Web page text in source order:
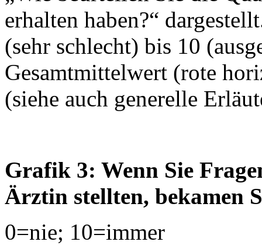
erhalten haben?“
(sehr schlecht) bis 10
Gesamtmittelwert (rote
(siehe auch generelle
Grafik 3: Wenn Sie
Ärztin stellten, bekamen
0=nie; 10=immer